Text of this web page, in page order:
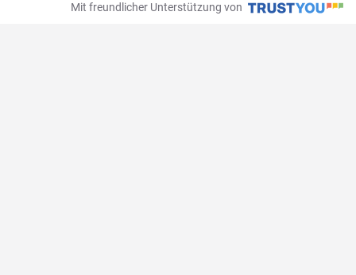
Mit freundlicher Unterstützung von